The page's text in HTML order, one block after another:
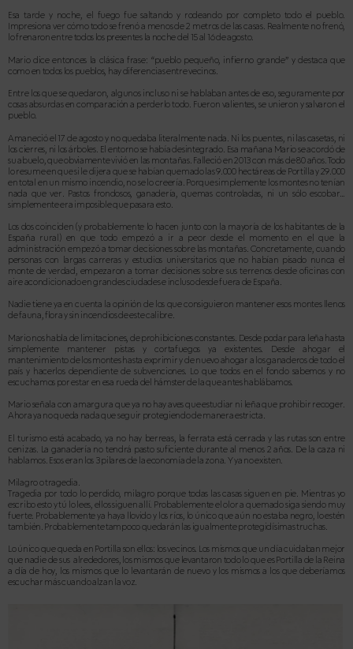
Esa tarde y noche, el fuego fue saltando y rodeando por completo todo el pueblo.
Impresiona ver cómo todo se frenó a menos de 2 metros de las casas. Realmente no frenó,
lo frenaron entre todos los presentes la noche del 15 al 16 de agosto.
Mario dice entonces la clásica frase: “pueblo pequeño, infierno grande” y destaca que
como en todos los pueblos, hay diferencias entre vecinos.
Entre los que se quedaron, algunos incluso ni se hablaban antes de eso, seguramente por
cosas absurdas en comparación a perderlo todo. Fueron valientes, se unieron y salvaron el
pueblo.
Amaneció el 17 de agosto y no quedaba literalmente nada. Ni los puentes, ni las casetas, ni
los cierres, ni los árboles. El entorno se había desintegrado. Esa mañana Mario se acordó de
su abuelo, que obviamente vivió en las montañas. Falleció en 2013 con más de 80 años. Todo
lo resume en que si le dijera que se habían quemado las 9.000 hectáreas de Portilla y 29.000
en total en un mismo incendio, no se lo creería. Porque simplemente los montes no tenían
nada que ver. Pastos frondosos, ganadería, quemas controladas, ni un sólo escobar…
simplemente era imposible que pasara esto.
Los dos coinciden (y probablemente lo hacen junto con la mayoría de los habitantes de la
España rural) en que todo empezó a ir a peor desde el momento en el que la
administración empezó a tomar decisiones sobre las montañas. Concretamente, cuando
personas con largas carreras y estudios universitarios que no habían pisado nunca el
monte de verdad, empezaron a tomar decisiones sobre sus terrenos desde oficinas con
aire acondicionado en grandes ciudades e incluso desde fuera de España.
Nadie tiene ya en cuenta la opinión de los que consiguieron mantener esos montes llenos
de fauna, flora y sin incendios de este calibre.
Mario nos habla de limitaciones, de prohibiciones constantes. Desde podar para leña hasta
simplemente mantener pistas y cortafuegos ya existentes. Desde ahogar el
mantenimiento de los montes hasta exprimir y de nuevo ahogar a los ganaderos de todo el
país y hacerlos dependiente de subvenciones. Lo que todos en el fondo sabemos y no
escuchamos por estar en esa rueda del hámster de la que antes hablábamos.
Mario señala con amargura que ya no hay aves que estudiar ni leña que prohibir recoger.
Ahora ya no queda nada que seguir protegiendo de manera estricta.
El turismo está acabado, ya no hay berreas, la ferrata está cerrada y las rutas son entre
cenizas. La ganadería no tendrá pasto suficiente durante al menos 2 años. De la caza ni
hablamos. Esos eran los 3 pilares de la economía de la zona. Y ya no existen.
Milagro o tragedia.
Tragedia por todo lo perdido, milagro porque todas las casas siguen en pie. Mientras yo
escribo esto y tú lo lees, ellos siguen allí. Probablemente el olor a quemado siga siendo muy
fuerte. Probablemente ya haya llovido y los ríos, lo único que aún no estaba negro, lo estén
también. Probablemente tampoco quedarán las igualmente protegidísimas truchas.
Lo único que queda en Portilla son ellos: los vecinos. Los mismos que un día cuidaban mejor
que nadie de sus alrededores, los mismos que levantaron todo lo que es Portilla de la Reina
a día de hoy, los mismos que lo levantarán de nuevo y los mismos a los que deberíamos
escuchar más cuando alzan la voz.